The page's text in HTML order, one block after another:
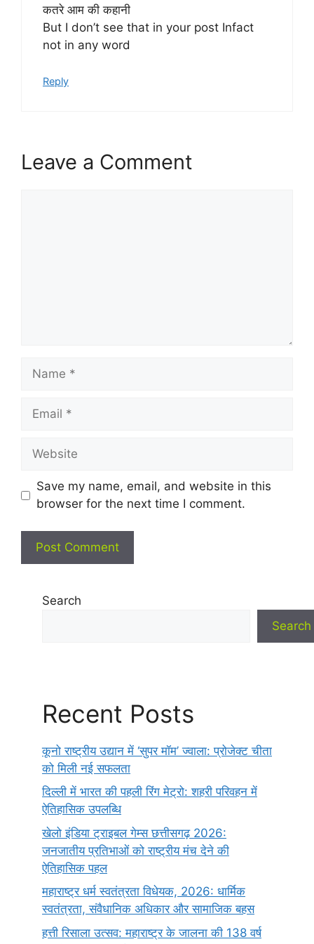
कतरे आम की कहानी
But I don’t see that in your post Infact
not in any word
Reply
Leave a Comment
Name
Email
Website
Save my name, email, and website in this
browser for the next time I comment.
Search
Search
Recent Posts
कूनो राष्ट्रीय उद्यान में ‘सुपर मॉम’ ज्वाला: प्रोजेक्ट चीता
को मिली नई सफलता
दिल्ली में भारत की पहली रिंग मेट्रो: शहरी परिवहन में
ऐतिहासिक उपलब्धि
खेलो इंडिया ट्राइबल गेम्स छत्तीसगढ़ 2026:
जनजातीय प्रतिभाओं को राष्ट्रीय मंच देने की
ऐतिहासिक पहल
महाराष्ट्र धर्म स्वतंत्रता विधेयक, 2026: धार्मिक
स्वतंत्रता, संवैधानिक अधिकार और सामाजिक बहस
हत्ती रिसाला उत्सव: महाराष्ट्र के जालना की 138 वर्ष